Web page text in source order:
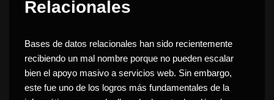
Relacionales
Bases de datos relacionales han sido recientemente
recibiendo un mal nombre porque no pueden escalar
bien el apoyo masivo a servicios web. Sin embargo,
este fue uno de los logros más fundamentales de la